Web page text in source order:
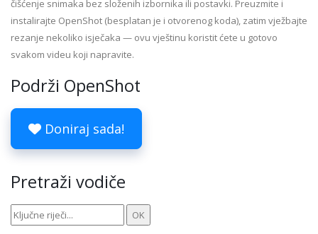
čišćenje snimaka bez složenih izbornika ili postavki. Preuzmite i
instalirajte OpenShot (besplatan je i otvorenog koda), zatim vježbajte
rezanje nekoliko isječaka — ovu vještinu koristit ćete u gotovo
svakom videu koji napravite.
Podrži OpenShot
Doniraj sada!
Pretraži vodiče